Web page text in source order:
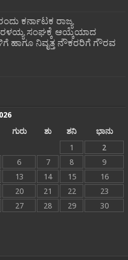
ಕರ್ನಾಟಕ ರಾಜ್ಯ
ಸಂಘಕ್ಕೆ ಆಯ್ಕೆಯಾದ
ಹಾಗೂ ನಿವೃತ್ತ ನೌಕರರಿಗೆ ಗೌರವ
ಗುರು ಶು ಶನಿ
ಭಾನು
1
2
6 7 8
9
13 14 15
16
20 21 22
23
27 28 29
30